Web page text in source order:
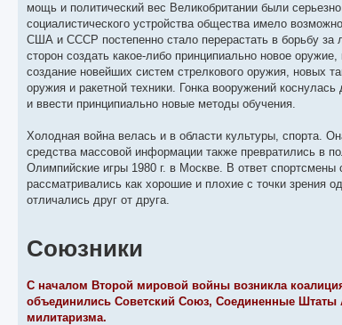
мощь и политический вес Великобритании были
социалистического устройства общества имело
США и СССР постепенно стало перерастать в борьбу за
сторон создать какое-либо принципиально новое
создание новейших систем стрелкового оружия, новых
оружия и ракетной техники. Гонка вооружений
и ввести принципиально новые методы обучения.
Холодная война велась и в области культуры, спорта.
средства массовой информации также превратились в
Олимпийские игры 1980 г. в Москве. В ответ
рассматривались как хорошие и плохие с точки
отличались друг от друга.
Союзники
C началом Второй мировой войны возникла
объединились Советский Союз, Соединенные Штаты
милитаризма.